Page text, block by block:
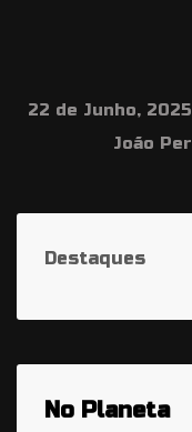
22 de Junho, 2025
João
Destaques
No Planeta